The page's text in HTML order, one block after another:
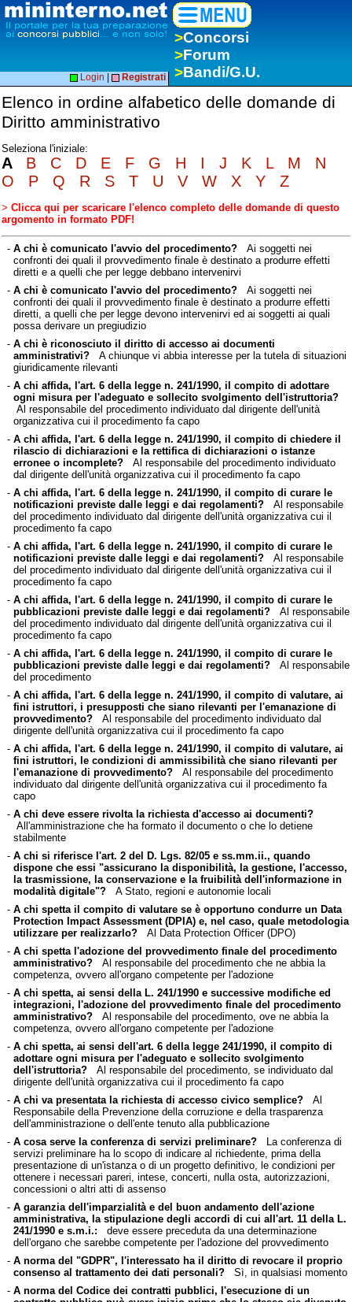
>Concorsi
>Forum
>Bandi/G.U.
Login Registrati
Elenco in ordine alfabetico delle domande di
Diritto amministrativo
Seleziona l'iniziale:
A B C D E F G H I J K L M
N
O
P Q R S T U V W X Y Z
> Clicca qui per scaricare l'elenco completo delle domande di questo
argomento in formato PDF!
- A chi è comunicato l'avvio del procedimento?Ai soggetti nei
confronti dei quali il provvedimento finale è destinato a produrre effetti
diretti e a quelli che per legge debbano intervenirvi
- A chi è comunicato l'avvio del procedimento?Ai soggetti nei
confronti dei quali il provvedimento finale è destinato a produrre effetti
diretti, a quelli che per legge devono intervenirvi ed ai soggetti ai quali
possa derivare un pregiudizio
- A chi è riconosciuto il diritto di accesso ai documenti
amministrativi?A chiunque vi abbia interesse per la tutela di situazioni
giuridicamente rilevanti
- A chi affida, l'art. 6 della legge n. 241/1990, il compito di adottare
ogni misura per l'adeguato e sollecito svolgimento dell'istruttoria?
Al responsabile del procedimento individuato dal dirigente dell'unità
organizzativa cui il procedimento fa capo
- A chi affida, l'art. 6 della legge n. 241/1990, il compito di chiedere il
rilascio di dichiarazioni e la rettifica di dichiarazioni o istanze
erronee o incomplete?Al responsabile del procedimento individuato
dal dirigente dell'unità organizzativa cui il procedimento fa capo
- A chi affida, l'art. 6 della legge n. 241/1990, il compito di curare le
notificazioni previste dalle leggi e dai regolamenti?Al responsabile
del procedimento individuato dal dirigente dell'unità organizzativa cui il
procedimento fa capo
- A chi affida, l'art. 6 della legge n. 241/1990, il compito di curare le
notificazioni previste dalle leggi e dai regolamenti?Al responsabile
del procedimento individuato dal dirigente dell'unità organizzativa cui il
procedimento fa capo
- A chi affida, l'art. 6 della legge n. 241/1990, il compito di curare le
pubblicazioni previste dalle leggi e dai regolamenti?Al responsabile
del procedimento individuato dal dirigente dell'unità organizzativa cui il
procedimento fa capo
- A chi affida, l'art. 6 della legge n. 241/1990, il compito di curare le
pubblicazioni previste dalle leggi e dai regolamenti?Al responsabile
del procedimento
- A chi affida, l'art. 6 della legge n. 241/1990, il compito di valutare, ai
fini istruttori, i presupposti che siano rilevanti per l'emanazione di
provvedimento?Al responsabile del procedimento individuato dal
dirigente dell'unità organizzativa cui il procedimento fa capo
- A chi affida, l'art. 6 della legge n. 241/1990, il compito di valutare, ai
fini istruttori, le condizioni di ammissibilità che siano rilevanti per
l'emanazione di provvedimento?Al responsabile del procedimento
individuato dal dirigente dell'unità organizzativa cui il procedimento fa
capo
- A chi deve essere rivolta la richiesta d'accesso ai documenti?
All'amministrazione che ha formato il documento o che lo detiene
stabilmente
- A chi si riferisce l'art. 2 del D. Lgs. 82/05 e ss.mm.ii., quando
dispone che essi "assicurano la disponibilità, la gestione, l'accesso,
la trasmissione, la conservazione e la fruibilità dell'informazione in
modalità digitale"?A Stato, regioni e autonomie locali
- A chi spetta il compito di valutare se è opportuno condurre un Data
Protection Impact Assessment (DPIA) e, nel caso, quale metodologia
utilizzare per realizzarlo?Al Data Protection Officer (DPO)
- A chi spetta l'adozione del provvedimento finale del procedimento
amministrativo?Al responsabile del procedimento che ne abbia la
competenza, ovvero all'organo competente per l'adozione
- A chi spetta, ai sensi della L. 241/1990 e successive modifiche ed
integrazioni, l'adozione del provvedimento finale del procedimento
amministrativo?Al responsabile del procedimento, ove ne abbia la
competenza, ovvero all'organo competente per l'adozione
- A chi spetta, ai sensi dell'art. 6 della legge 241/1990, il compito di
adottare ogni misura per l'adeguato e sollecito svolgimento
dell'istruttoria?Al responsabile del procedimento, se individuato dal
dirigente dell'unità organizzativa cui il procedimento fa capo
- A chi va presentata la richiesta di accesso civico semplice?Al
Responsabile della Prevenzione della corruzione e della trasparenza
dell'amministrazione o dell'ente tenuto alla pubblicazione
- A cosa serve la conferenza di servizi preliminare?La conferenza di
servizi preliminare ha lo scopo di indicare al richiedente, prima della
presentazione di un'istanza o di un progetto definitivo, le condizioni per
ottenere i necessari pareri, intese, concerti, nulla osta, autorizzazioni,
concessioni o altri atti di assenso
- A garanzia dell'imparzialità e del buon andamento dell'azione
amministrativa, la stipulazione degli accordi di cui all'art. 11 della L.
241/1990 e s.m.i.: deve essere preceduta da una determinazione
dell'organo che sarebbe competente per l'adozione del provvedimento
- A norma del "GDPR", l'interessato ha il diritto di revocare il proprio
consenso al trattamento dei dati personali?Sì, in qualsiasi momento
- A norma del Codice dei contratti pubblici, l'esecuzione di un